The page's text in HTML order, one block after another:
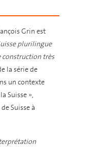
Grin est
plurilingue
très
la série de
un contexte
Suisse »,
Suisse à